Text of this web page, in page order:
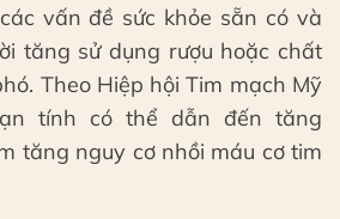
vấn đề sức khỏe sẵn có và
tăng sử dụng rượu hoặc chất
Theo Hiệp hội Tim mạch Mỹ
tính có thể dẫn đến tăng
tăng nguy cơ nhồi máu cơ tim